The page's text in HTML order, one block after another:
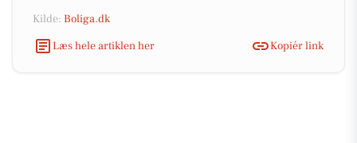
Kilde: Boliga.dk
Læs hele artiklen her
Kopiér link